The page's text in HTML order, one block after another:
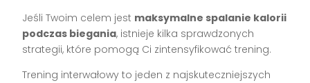
Jeśli Twoim celem jest maksymalne spalanie kalorii
podczas biegania, istnieje kilka sprawdzonych
strategii, które pomogą Ci zintensyfikować trening.
Trening interwałowy to jeden z najskuteczniejszych